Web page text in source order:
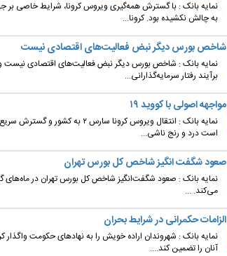
نمایه بانک : با گسترش همه‌گیری ویروس کرونا، شرایط خاصی
به چالش نکشیده بود. کرونا...
شاخص بورس دیگر نبض فعالیت‌های اقتصادی نیست
نمایه بانک : شاخص بورس دیگر نبض فعالیت‌های اقتصادی نیست و
برآیند رفتار سرمایه‌گذارانی...
مواجهه اصولی با کووید ۱۹
است درد و رنج ناشی...
صعود شگفت ‌انگیز شاخص کل بورس تهران
نمایه بانک : صعود شگفت‌انگیز شاخص کل بورس تهران در ماه‌های
می‌کند. ...
الزامات حکمرانی در شرایط بحران
نمایه بانک : شهروندان اراده خویش را به نهادهای حکومت
آنان را تضمین کند....